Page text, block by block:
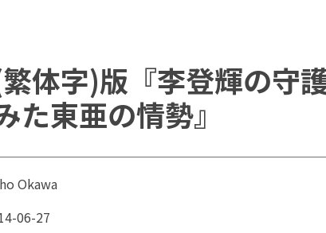
体字)版『李登輝の守
た東亜の情勢』
Okawa
06-27